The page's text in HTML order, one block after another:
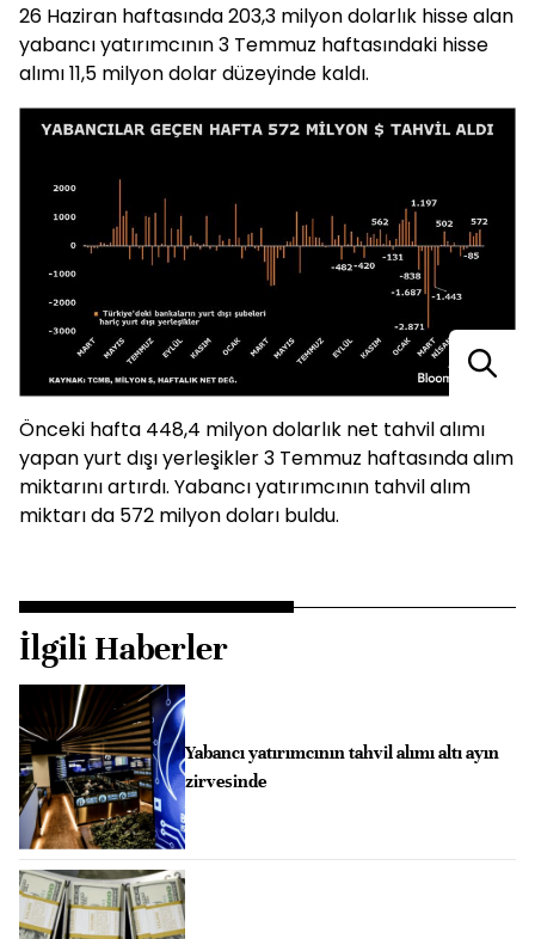
26 Haziran haftasında 203,3 milyon dolarlık hisse alan
yabancı yatırımcının 3 Temmuz haftasındaki hisse
alımı 11,5 milyon dolar düzeyinde kaldı.
Önceki hafta 448,4 milyon dolarlık net tahvil alımı
yapan yurt dışı yerleşikler 3 Temmuz haftasında alım
miktarını artırdı. Yabancı yatırımcının tahvil alım
miktarı da 572 milyon doları buldu.
İlgili Haberler
Yabancı yatırımcının tahvil alımı altı ayın
zirvesinde